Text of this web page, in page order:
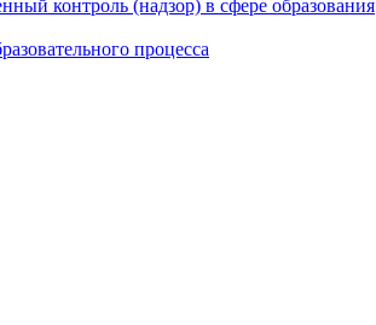
контроль (надзор) в сфере образования
процесса